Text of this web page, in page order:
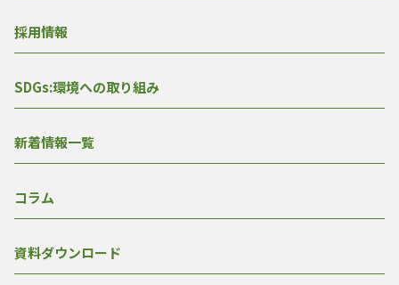
採用情報
SDGs:環境への取り組み
新着情報一覧
コラム
資料ダウンロード